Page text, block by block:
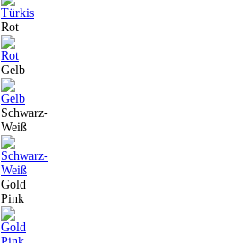
Rot
Gelb
Schwarz-
Weiß
Gold
Pink